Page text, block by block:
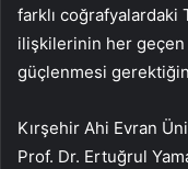
farklı coğrafyalardaki
ilişkilerinin her
güçlenmesi
Kırşehir Ahi Evran
Prof. Dr. Ertuğrul